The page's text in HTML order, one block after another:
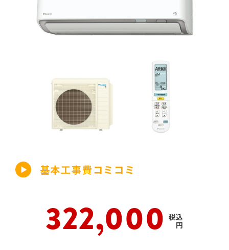
基本工事費コミコミ
322,000 税込
円